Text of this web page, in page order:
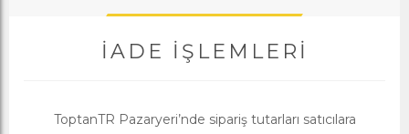
İADE İŞLEMLERI
ToptanTR Pazaryeri’nde sipariş tutarları satıcılara